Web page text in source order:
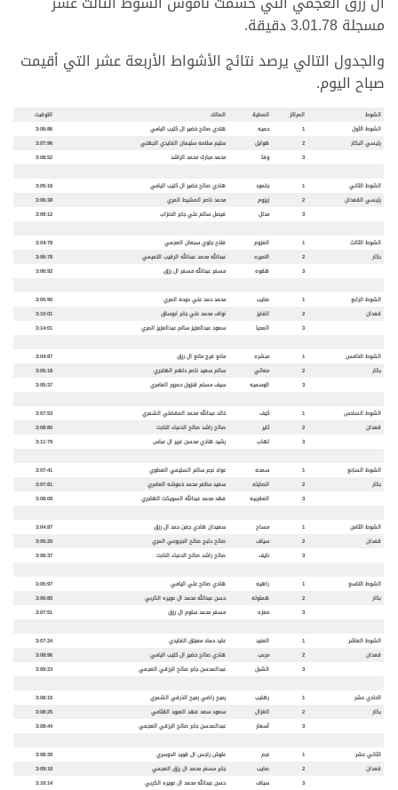
مسجلة 3.01.78 دقيقة.
والجدول التالي يرصد نتائج الأشواط الأربعة عشر التي أقيمت
صباح اليوم.
الشوط المراكز المطية المالك
التوقيت
الشوط الأول
1 حميه هادي صالح خضير ال كليب اليامي
3:06:86
رئيسي البكار
2 هوايل سليم سلامه سليمان الفايدي الجهني
3:07:96
3
وفا محمد مبارك محمد الراشد 3:08:52
الشوط الثاني 1 جلمود هادي صالح خضير ال كليب اليامي
3:05:16
رئيسي القعدان
2 زيزوم محمد ناصر المشيط المري
3:06:38
3
مدلل فيصل سالم علي جابر الحنزاب 3:09:12
الشوط الثالث 1 العزوم فلاح جلوي سبعان العجمي
3:04:78
بكار
2 الاميره عبدالله محمد عبدالله الرقيب التميمي
3:06:78
3
هقوه مسفر عبدالله مسفر ال رزق 3:06:92
الشوط الرابع 1 صايب محمد حمد علي دوحه المري
3:05:90
قعدان
2 الفايز نواف محمد علي جابر ابوساق
3:10:01
3
المحيا سعود عبدالعزيز سالم عبدالعزيز المري 3:14:01
الشوط الخامس 1 مبشره مانع فرج مانع ال رزق
3:04:87
بكار
2 معالي سالم سعيد ناصر دلهم الهاجري
3:05:18
3
الوسميه سيف مسلم قنزول حمرور العامري 3:05:37
الشوط السادس 1 كيف خالد عبدالله محمد المفضلي الشمري
3:07:53
قعدان
2 ثاير صالح راشد صالح الدعباء النابت
3:08:80
3
لهاب رشيد هادي محسن غرير ال عباس 3:11:79
الشوط السابع 1 سمحه عواد نجم سالم السليمي العطوي
3:07:41
بكار
2 الصايله سعيد مظفر محمد خموشه العامري
3:07:81
3
العقربيه فهد محمد عبدالله السويكت الهاجري 3:08:09
الشوط الثامن 1 مساح سعيدان هادي جفن حمد ال رزق
3:04:87
قعدان
2 سياف صالح دلبج صالح الجربوعي المري
3:05:20
3
نايف صالح راشد صالح الدعباء النابت 3:06:37
الشوط التاسع 1 راهيه هادي صالح علي اليامي
3:05:97
بكار
2 هملوله حسن عبدالله محمد ال عويره الكربي
3:06:85
3
معزه مسفر محمد سلوم ال رزق 3:07:51
الشوط العاشر 1 العنيد عايد حماد معيتق الفايدي
3:07:24
قعدان
2 مرعب هادي صالح خضير ال كليب اليامي
3:08:96
3
الشبل عبدالمحسن جابر صالح الرزقي العجمي 3:09:23
الحادي عشر 1 رهايب رميح راضي رميح الذرفي الشمري
3:08:15
بكار
2 الغزال سعود سعد فهد العبود القثامي
3:08:25
3
أسعار عبدالمحسن جابر صالح الرزقي العجمي 3:08:44
الثاني عشر 1 نجم علوش راجس ال قويد الدوسري
3:08:39
قعدان
2 صايب جابر مسفر محمد ال رزق العجمي
3:09:18
3
سياف حسن عبدالله محمد ال عويره الكربي 3:10:14